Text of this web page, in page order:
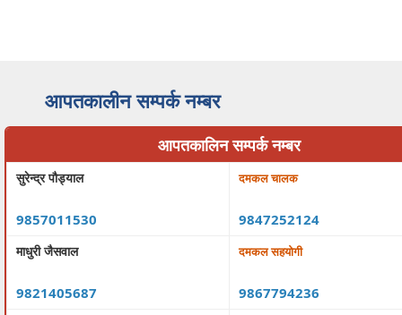
आपतकालीन सम्पर्क नम्बर
आपतकालिन सम्पर्क नम्बर
सुरेन्द्र पौड्याल
9857011530
दमकल चालक
9847252124
माधुरी जैसवाल
9821405687
दमकल सहयोगी
9867794236